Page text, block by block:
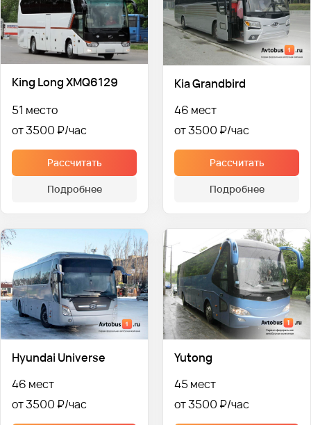
King Long XMQ6129
51 место
от 3500 ₽
Рассчитать
Подробнее
Kia Grandbird
46 мест
от 3500 ₽
Рассчитать
Подробнее
Hyundai Universe
46 мест
от 3500 ₽
Yutong
45 мест
от 3500 ₽